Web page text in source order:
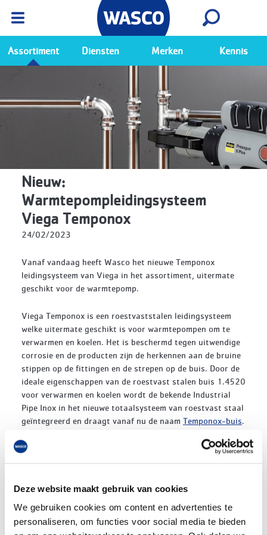
Deze website maakt gebruik van cookies
We gebruiken cookies om content en advertenties te
personaliseren, om functies voor social media te bieden
Ga naar de Wasco app
Bekijk
Assortiment Diensten Merken Kennis
Nieuw:
Warmtepompleidingsysteem
Viega Temponox
24/02/2023
Vanaf vandaag heeft Wasco het nieuwe Temponox
leidingsysteem van Viega in het assortiment, uitermate
geschikt voor de warmtepomp.
Viega Temponox is een roestvaststalen leidingsysteem
welke uitermate geschikt is voor warmtepompen om te
verwarmen en koelen. Het is beschermd tegen uitwendige
corrosie en de producten zijn de herkennen aan de bruine
stippen op de fittingen en de strepen op de buis. Door de
ideale eigenschappen van de roestvast stalen buis 1.4520
voor verwarmen en koelen wordt de bekende Industrial
Pipe Inox in het nieuwe totaalsysteem van roestvast staal
geïntegreerd en draagt vanaf nu de naam Temponox-buis.
"Corrosiebestendige kwaliteit, efficiëntie en betrouwbare
uitermate efficiënte oplossing is voor gesloten
Dampdicht isoleren is verledentijd. Geen corrosiegevaar